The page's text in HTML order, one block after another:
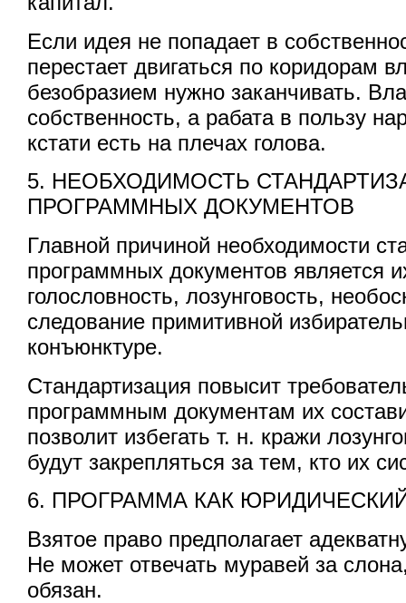
Если идея не попадает в
перестает двигаться по коридорам
безобразием нужно заканчивать.
собственность, а рабата в пользу
кстати есть на плечах голова.
5. НЕОБХОДИМОСТЬ
ПРОГРАММНЫХ ДОКУМЕНТОВ
Главной причиной необходимости
программных документов является
голословность, лозунговость,
следование примитивной
конъюнктуре.
Стандартизация повысит
программным документам их
позволит избегать т. н. кражи
будут закрепляться за тем, кто их
6. ПРОГРАММА КАК
Взятое право предполагает
Не может отвечать муравей за
обязан.